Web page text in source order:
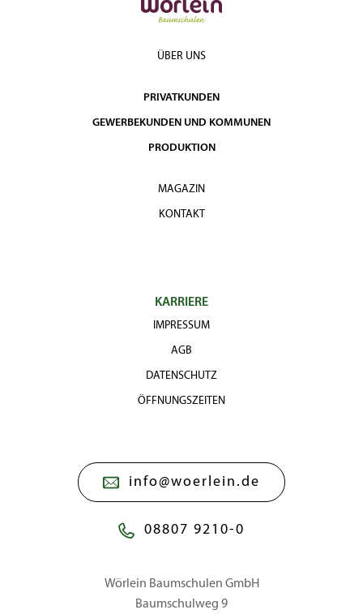
ÜBER UNS
PRIVATKUNDEN
GEWERBEKUNDEN UND KOMMUNEN
PRODUKTION
MAGAZIN
KONTAKT
KARRIERE
IMPRESSUM
AGB
DATENSCHUTZ
ÖFFNUNGSZEITEN
info@woerlein.de
08807 9210-0
Wörlein Baumschulen GmbH
Baumschulweg 9